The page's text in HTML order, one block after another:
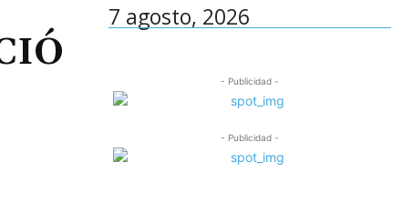
7 agosto, 2026
- Publicidad -
- Publicidad -